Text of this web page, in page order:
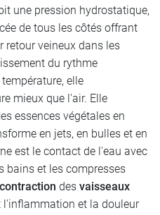
une pression hydrostatique,
de tous les côtés offrant
retour veineux dans les
du rythme
elle
mieux que l'air. Elle
essences végétales en
en jets, en bulles et en
est le contact de l'eau avec
bains et les compresses
contraction des vaisseaux
l'inflammation et la douleur